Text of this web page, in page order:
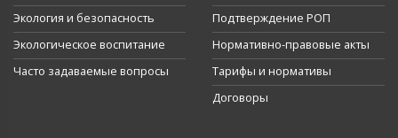
Экология и безопасность
Экологическое воспитание
Часто задаваемые вопросы
Подтверждение РОП
Нормативно-правовые акты
Тарифы и нормативы
Договоры